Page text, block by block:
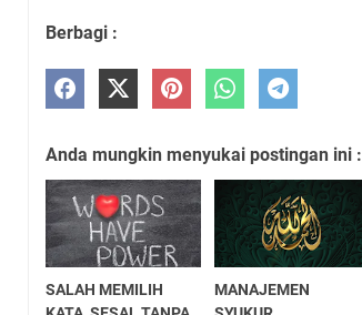
Berbagi :
Anda mungkin menyukai postingan ini :
SALAH MEMILIH
MANAJEMEN